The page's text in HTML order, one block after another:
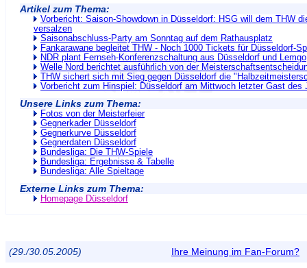
Artikel zum Thema:
Vorbericht: Saison-Showdown in Düsseldorf: HSG will dem THW
versalzen
Saisonabschluss-Party am Sonntag auf dem Rathausplatz
Fankarawane begleitet THW - Noch 1000 Tickets für Düsseldorf-
NDR plant Fernseh-Konferenzschaltung aus Düsseldorf und Lemgo
Welle Nord berichtet ausführlich von der
THW sichert sich mit Sieg gegen Düsseldorf die
Vorbericht zum Hinspiel: Düsseldorf am Mittwoch letzter Gast des
Unsere Links zum Thema:
Fotos von der Meisterfeier
Gegnerkader Düsseldorf
Gegnerkurve Düsseldorf
Gegnerdaten Düsseldorf
Bundesliga: Die THW-Spiele
Bundesliga: Ergebnisse & Tabelle
Bundesliga: Alle Spieltage
Externe Links zum Thema:
Homepage Düsseldorf
(29./30.05.2005) Ihre Meinung im Fan-Forum?